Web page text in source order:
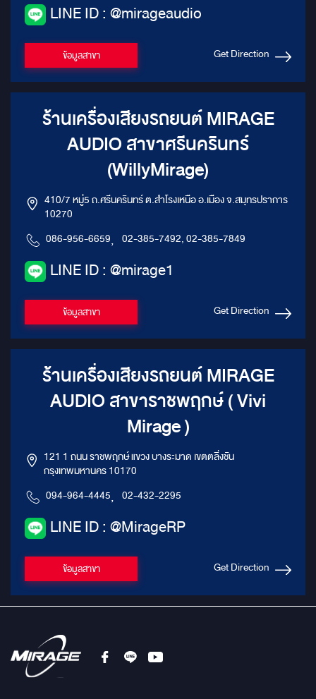
LINE ID : @mirageaudio
ข้อมูลสาขา Get Direction
ร้านเครื่องเสียงรถยนต์ MIRAGE
AUDIO สาขาศรีนครินทร์
(WillyMirage)
410/7 หมู่5 ถ.ศรีนครินทร์ ต.สำโรงเหนือ อ.เมือง จ.สมุทรปราการ
10270
086-956-6659, 02-385-7492, 02-385-7849
LINE ID : @mirage1
ข้อมูลสาขา Get Direction
ร้านเครื่องเสียงรถยนต์ MIRAGE
AUDIO สาขาราชพฤกษ์ ( Vivi
Mirage )
121 1 ถนน ราชพฤกษ์ แขวง บางระมาด เขตตลิ่งชัน
กรุงเทพมหานคร 10170
094-964-4445, 02-432-2295
LINE ID : @MirageRP
ข้อมูลสาขา Get Direction